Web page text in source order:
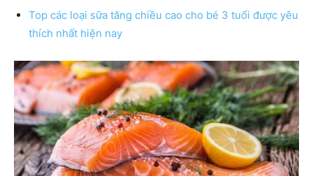
Top các loại sữa tăng chiều cao cho bé 3 tuổi được yêu
thích nhất hiện nay